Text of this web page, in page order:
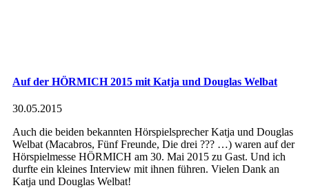
Auf der HÖRMICH 2015 mit Katja und Douglas Welbat
30.05.2015
Auch die beiden bekannten Hörspielsprecher Katja und Douglas
Welbat (Macabros, Fünf Freunde, Die drei ??? …) waren auf der
Hörspielmesse HÖRMICH am 30. Mai 2015 zu Gast. Und ich
durfte ein kleines Interview mit ihnen führen. Vielen Dank an
Katja und Douglas Welbat!